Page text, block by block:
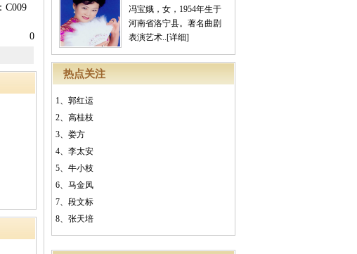
冯宝娥，女，1954年生于
河南省洛宁县。著名曲剧
表演艺术..[详细]
热点关注
1、 郭红运
2、 高桂枝
3、 娄方
4、 李太安
5、 牛小枝
6、 马金凤
7、 段文标
8、 张天培
C009
0